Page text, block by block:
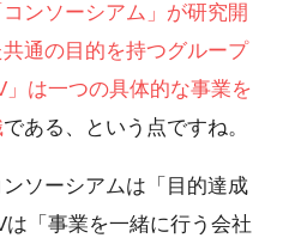
コンソーシアム」が研究開
通の目的を持つグループ
」は一つの具体的な事業を
である、という点ですね。
ソーシアムは「目的達成
「事業を一緒に行う会社